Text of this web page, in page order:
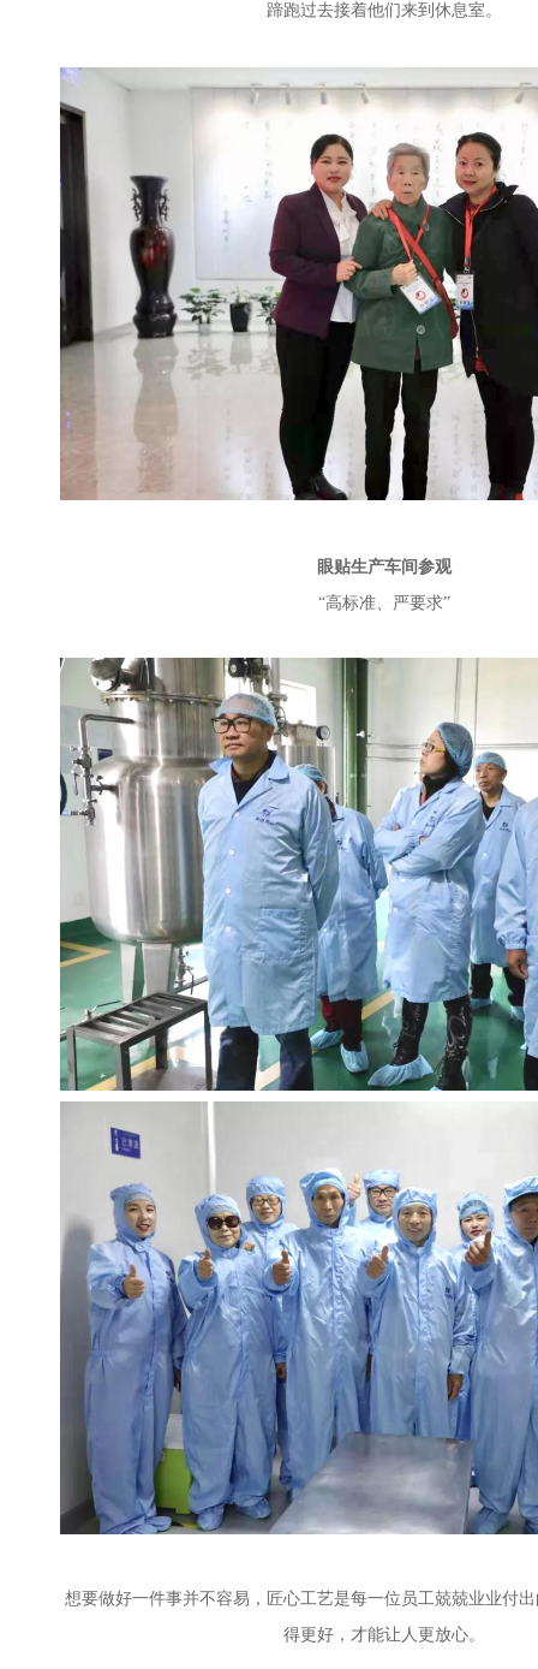
蹄跑过去接着他们来到休息室。
眼贴生产车间参观
“高标准、严要求”
想要做好一件事并不容易，匠心工艺是每一位员工兢兢业业付
得更好，才能让人更放心。